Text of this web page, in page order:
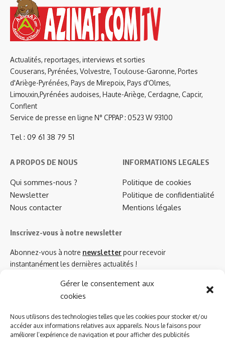
Gérer le consentement aux
cookies
Nous utilisons des technologies telles que les cookies pour stocker et/ou
accéder aux informations relatives aux appareils. Nous le faisons pour
améliorer l’expérience de navigation et pour afficher des publicités
Actualités, reportages, interviews et sorties
Couserans, Pyrénées, Volvestre, Toulouse-Garonne, Portes
d'Ariège-Pyrénées, Pays de Mirepoix, Pays d'Olmes,
Limouxin,Pyrénées audoises, Haute-Ariège, Cerdagne, Capcir,
Conflent
Service de presse en ligne N° CPPAP : 0523 W 93100
Tel : 09 61 38 79 51
A PROPOS DE NOUS
Qui sommes-nous ?
Newsletter
Nous contacter
INFORMATIONS LEGALES
Politique de cookies
Politique de confidentialité
Mentions légales
Inscrivez-vous à notre newsletter
Abonnez-vous à notre newsletterpour recevoir
instantanément les dernières actualités !
Azinat.com TV soutient